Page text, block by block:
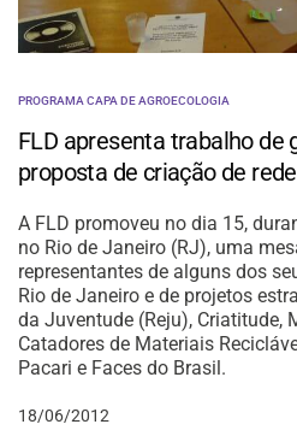
PROGRAMA CAPA DE AGROECOLOGIA
FLD apresenta trabalho de
proposta de criação de
A FLD promoveu no dia 15,
no Rio de Janeiro (RJ), uma
representantes de alguns dos
Rio de Janeiro e de projetos
da Juventude (Reju), Criatitude,
Catadores de Materiais
Pacari e Faces do Brasil.
18/06/2012